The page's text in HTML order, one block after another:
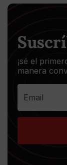
¡sé el
manera